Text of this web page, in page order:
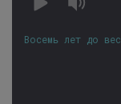
Восемь лет до